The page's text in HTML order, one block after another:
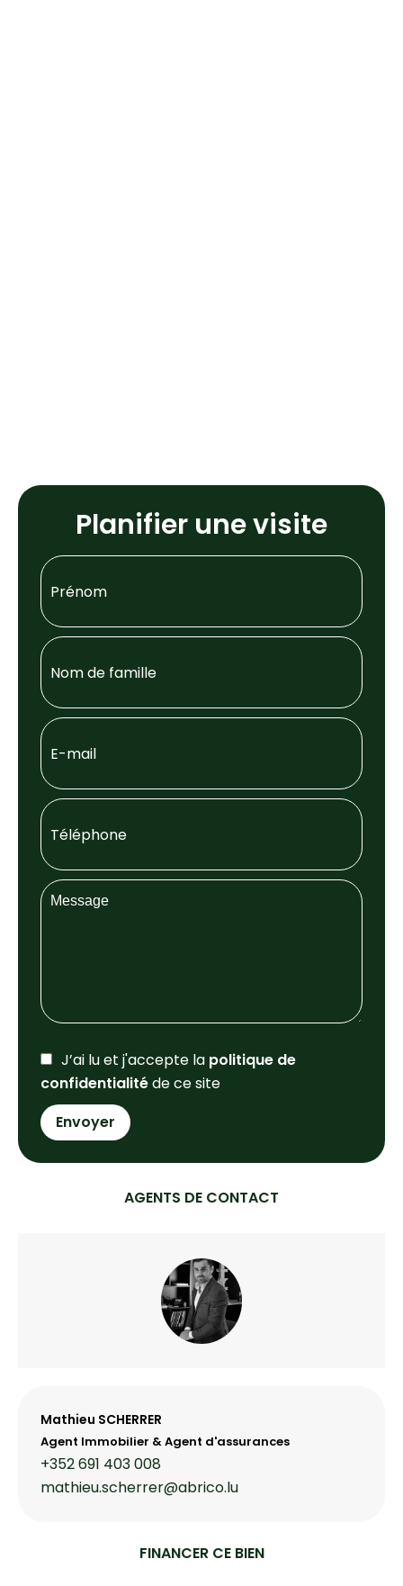
Planifier une visite
J’ai lu et j'accepte la politique de
confidentialitéde ce site
Envoyer
AGENTS DE CONTACT
Mathieu SCHERRER
Agent Immobilier & Agent d'assurances
+352 691 403 008
mathieu.scherrer@abrico.lu
FINANCER CE BIEN